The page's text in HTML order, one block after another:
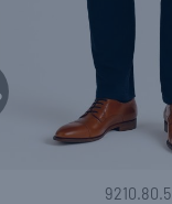
9210.80.5